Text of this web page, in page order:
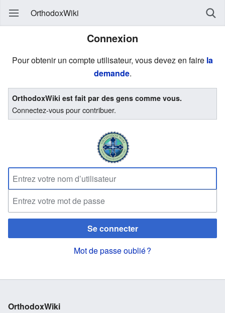
OrthodoxWiki
Connexion
Pour obtenir un compte utilisateur, vous devez en faire la
demande.
OrthodoxWiki est fait par des gens comme vous.
Connectez-vous pour contribuer.
Se connecter
Mot de passe oublié ?
OrthodoxWiki